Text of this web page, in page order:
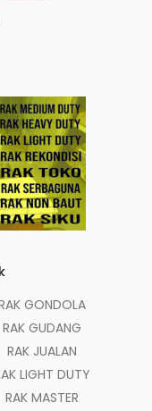
GONDOLA
RAK GUDANG
RAK JUALAN
LIGHT DUTY
RAK MASTER